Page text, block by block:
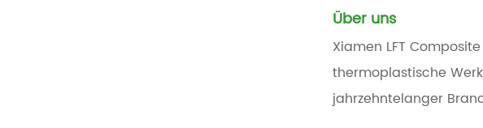
Über uns
Xiamen LFT
thermoplastische
jahrzehntelanger